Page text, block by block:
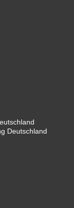
Deutschland